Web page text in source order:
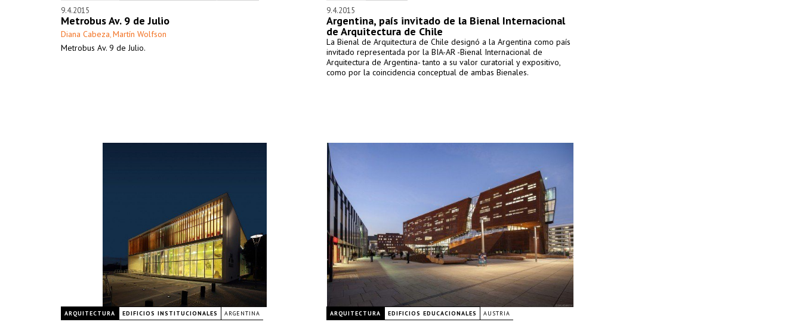
9.4.2015
Metrobus Av. 9 de Julio
Diana Cabeza, Martín Wolfson
Metrobus Av. 9 de Julio.
9.4.2015
Argentina, país invitado de la Bienal Internacional
de Arquitectura de Chile
La Bienal de Arquitectura de Chile designó a la Argentina como país
invitado representada por la BIA-AR -Bienal Internacional de
Arquitectura de Argentina- tanto a su valor curatorial y expositivo,
como por la coincidencia conceptual de ambas Bienales.
ARQUITECTURA EDIFICIOS INSTITUCIONALES ARGENTINA ARQUITECTURA EDIFICIOS EDUCACIONALES AUSTRIA